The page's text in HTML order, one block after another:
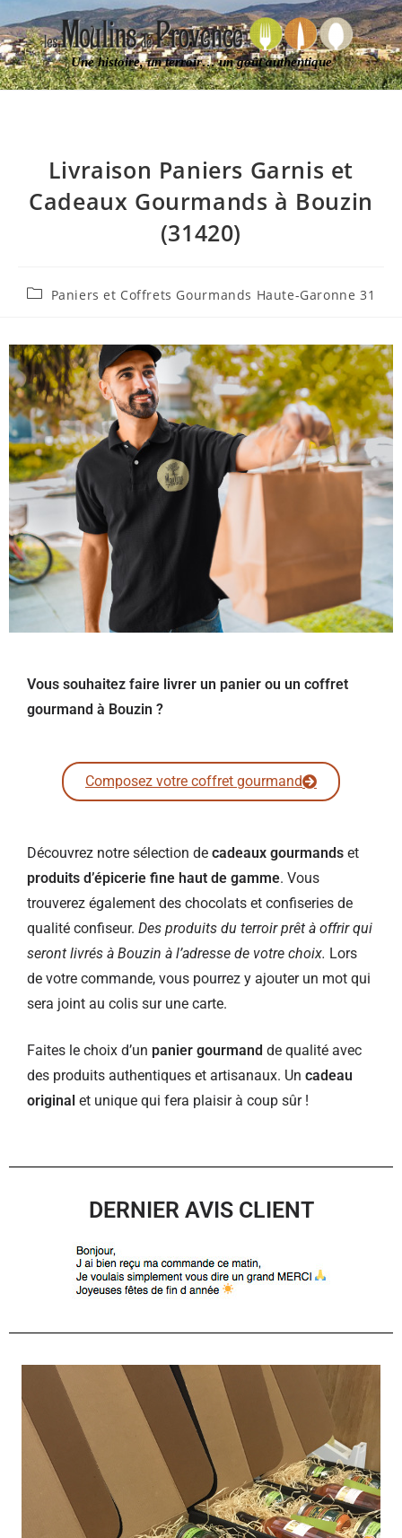
Une histoire, un terroir… un goût authentique
Livraison Paniers Garnis et
Cadeaux Gourmands à Bouzin
(31420)
Paniers et Coffrets Gourmands Haute-Garonne 31
Vous souhaitez faire livrer un panier ou un coffret
gourmand à Bouzin ?
Composez votre coffret gourmand
Découvrez notre sélection de cadeaux gourmands et
produits d’épicerie fine haut de gamme. Vous
trouverez également des chocolats et confiseries de
qualité confiseur. Des produits du terroir prêt à offrir qui
seront livrés à Bouzin à l’adresse de votre choix. Lors
de votre commande, vous pourrez y ajouter un mot qui
sera joint au colis sur une carte.
Faites le choix d’un panier gourmand de qualité avec
des produits authentiques et artisanaux. Un cadeau
original et unique qui fera plaisir à coup sûr !
DERNIER AVIS CLIENT